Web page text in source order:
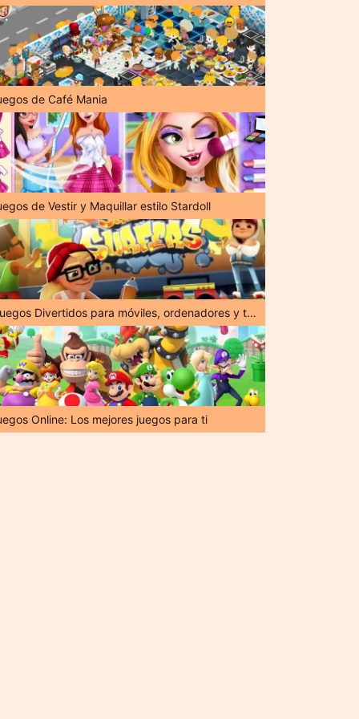
de Café Mania
de Vestir y Maquillar estilo Stardoll
¡Juegos Divertidos para móviles, ordenadores y tabletas!
Online: Los mejores juegos para ti